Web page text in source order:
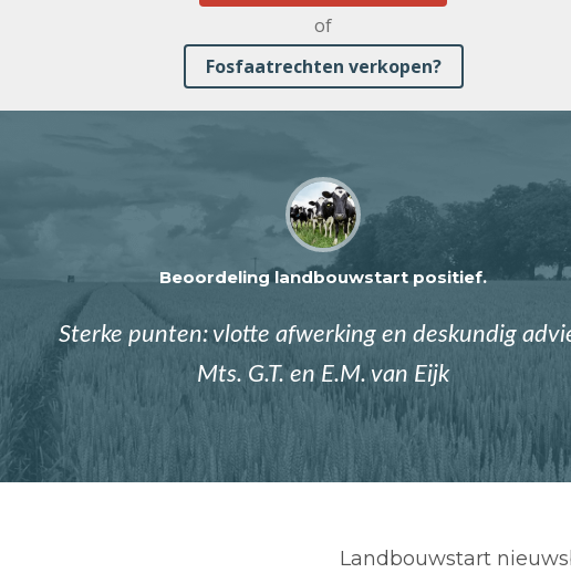
of
Fosfaatrechten verkopen?
Beoordeling landbouwstart positief.
Sterke punten: vlotte afwerking en deskundig
Mts. G.T. en E.M. van Eijk
Landbouwstart